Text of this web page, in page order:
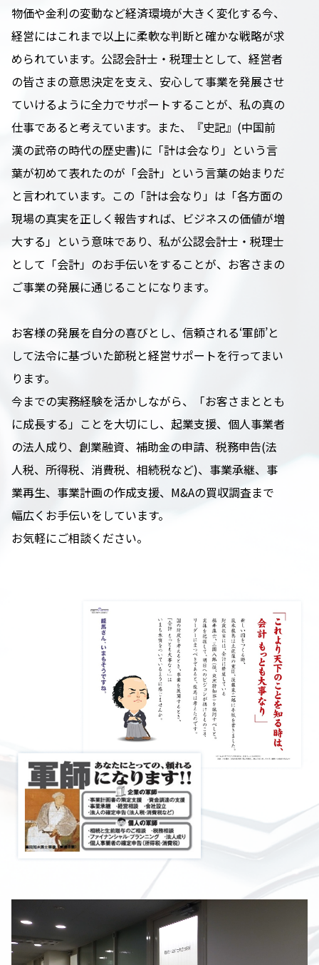
物価や金利の変動など経済環境が大きく変化する今、
経営にはこれまで以上に柔軟な判断と確かな戦略が求
められています。公認会計士・税理士として、経営者
の皆さまの意思決定を支え、安心して事業を発展させ
ていけるように全力でサポートすることが、私の真の
仕事であると考えています。また、『史記』(中国前
漢の武帝の時代の歴史書)に「計は会なり」という言
葉が初めて表れたのが「会計」という言葉の始まりだ
と言われています。この「計は会なり」は「各方面の
現場の真実を正しく報告すれば、ビジネスの価値が増
大する」という意味であり、私が公認会計士・税理士
として「会計」のお手伝いをすることが、お客さまの
ご事業の発展に通じることになります。
お客様の発展を自分の喜びとし、信頼される‘軍師’と
して法令に基づいた節税と経営サポートを行ってまい
ります。
今までの実務経験を活かしながら、「お客さまととも
に成長する」ことを大切にし、起業支援、個人事業者
の法人成り、創業融資、補助金の申請、税務申告(法
人税、所得税、消費税、相続税など)、事業承継、事
業再生、事業計画の作成支援、M&Aの買収調査まで
幅広くお手伝いをしています。
お気軽にご相談ください。